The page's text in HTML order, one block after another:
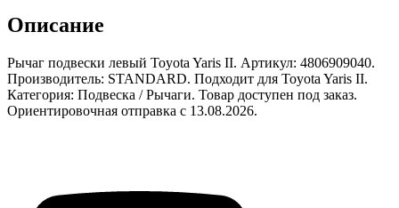
Описание
Рычаг подвески левый Toyota Yaris II. Артикул: 4806909040.
Производитель: STANDARD. Подходит для Toyota Yaris II.
Категория: Подвеска / Рычаги. Товар доступен под заказ.
Ориентировочная отправка с 13.08.2026.